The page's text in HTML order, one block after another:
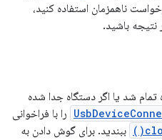
ناهمزمان استفاده کنید،
نتیجه باشید.
شد یا اگر دستگاه جدا شده
را با فراخوانی
ببندید. برای گوش دادن به